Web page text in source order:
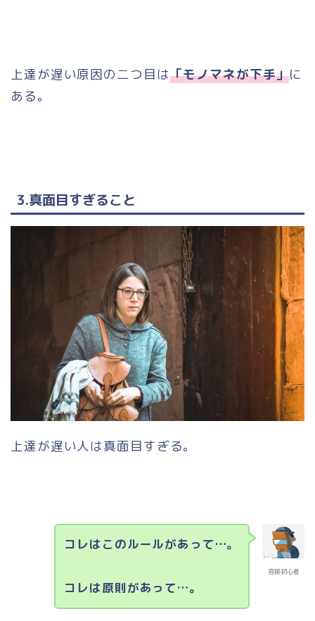
上達が遅い原因の二つ目は「モノマネが下手」に
ある。
3.真面目すぎること
上達が遅い人は真面目すぎる。
溶接初心者
コレはこのルールがあって…。
コレは原則があって…。